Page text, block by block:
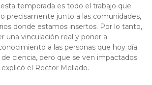
temporada es todo el trabajo que
precisamente junto a las comunidades,
donde estamos insertos. Por lo tanto,
una vinculación real y poner a
a las personas que hoy día
ciencia, pero que se ven impactados
el Rector Mellado.